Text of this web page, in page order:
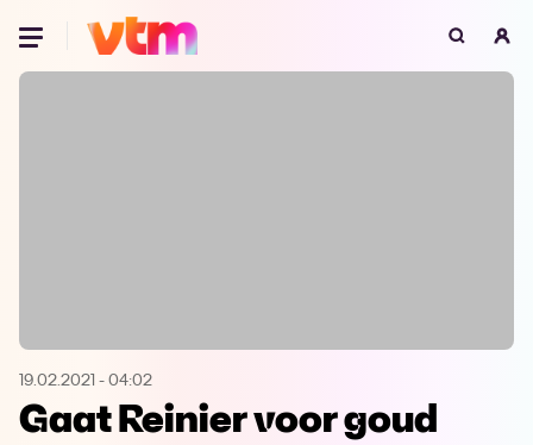
Oeps, browser niet ondersteund
Microsoft Edge Download
19.02.2021 - 04:02
Gaat Reinier voor goud